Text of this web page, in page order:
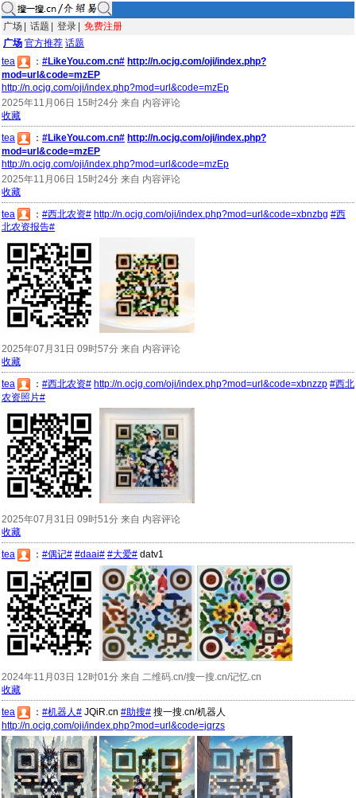
广场 话题 登录
免费注册
广场 官方推荐 话题
tea
： #LikeYou.com.cn# http://n.ocjg.com/oji/index.php?
mod=url&code=mzEP
http://n.ocjg.com/oji/index.php?mod=url&code=mzEp
2025年11月06日 15时24分 来自 内容评论
收藏
tea
： #LikeYou.com.cn# http://n.ocjg.com/oji/index.php?
mod=url&code=mzEP
http://n.ocjg.com/oji/index.php?mod=url&code=mzEp
2025年11月06日 15时24分 来自 内容评论
收藏
tea
： #西北农资# http://n.ocjg.com/oji/index.php?mod=url&code=xbnzbg #西
北农资报告#
2025年07月31日 09时57分 来自 内容评论
收藏
tea
： #西北农资# http://n.ocjg.com/oji/index.php?mod=url&code=xbnzzp #西北
农资照片#
2025年07月31日 09时51分 来自 内容评论
收藏
tea
： #偶记# #daai# #大爱# datv1
2024年11月03日 12时01分 来自 二维码.cn/搜一搜.cn/记忆.cn
收藏
tea
： #机器人# JQiR.cn #助搜# 搜一搜.cn/机器人
http://n.ocjg.com/oji/index.php?mod=url&code=jqrzs